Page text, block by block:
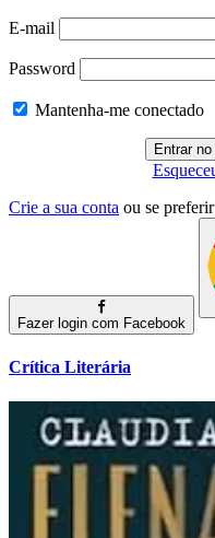
E-mail
Password
Mantenha-me conectado
Crie a sua conta ou se
Fazer login com Facebook
Crítica Literária